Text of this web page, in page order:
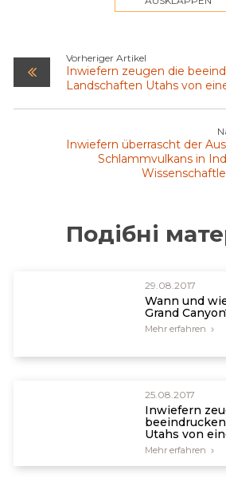
народжений в пожежі»,
Vorheriger Artikel
Inwiefern zeugen die
Landschaften Utahs von
Inwiefern überrascht der
Schlammvulkans in
Подібні
29.08.2017
Wann und
Grand
Mehr erfahren
25.08.2017
Inwiefern
Utahs von
Mehr erfahren